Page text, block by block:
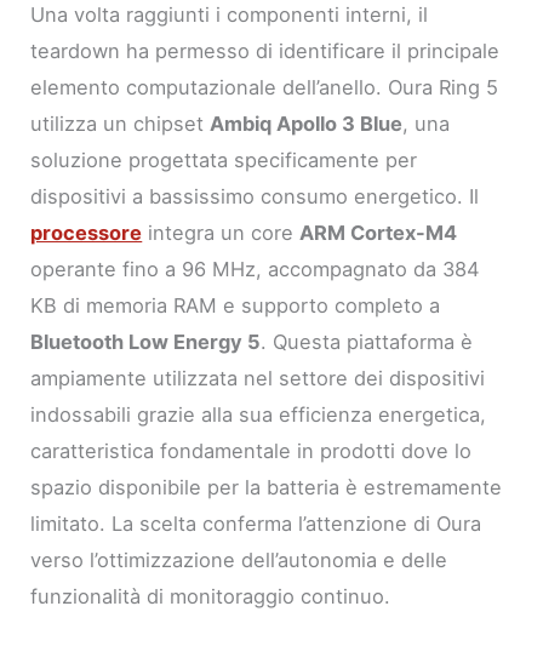
Una volta raggiunti i componenti interni, il
teardown ha permesso di identificare il principale
elemento computazionale dell’anello. Oura Ring 5
utilizza un chipset Ambiq Apollo 3 Blue, una
soluzione progettata specificamente per
dispositivi a bassissimo consumo energetico. Il
processore integra un core ARM Cortex-M4
operante fino a 96 MHz, accompagnato da 384
KB di memoria RAM e supporto completo a
Bluetooth Low Energy 5. Questa piattaforma è
ampiamente utilizzata nel settore dei dispositivi
indossabili grazie alla sua efficienza energetica,
caratteristica fondamentale in prodotti dove lo
spazio disponibile per la batteria è estremamente
limitato. La scelta conferma l’attenzione di Oura
verso l’ottimizzazione dell’autonomia e delle
funzionalità di monitoraggio continuo.